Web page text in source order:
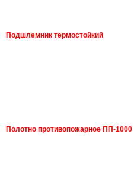
Подшлемник термостойкий
Полотно противопожарное ПП-1000